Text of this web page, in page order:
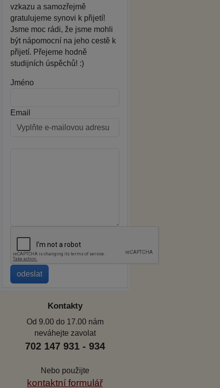
vzkazu a samozřejmě
gratulujeme synovi k přijetí!
Jsme moc rádi, že jsme mohli
být nápomocní na jeho cestě k
přijetí. Přejeme hodně
studijních úspěchů! :)
Jméno
Email
Kontakty
Od 9.00 do 17.00 nám
neváhejte zavolat
702 147 931 - 934
Nebo použijte
kontaktní formulář